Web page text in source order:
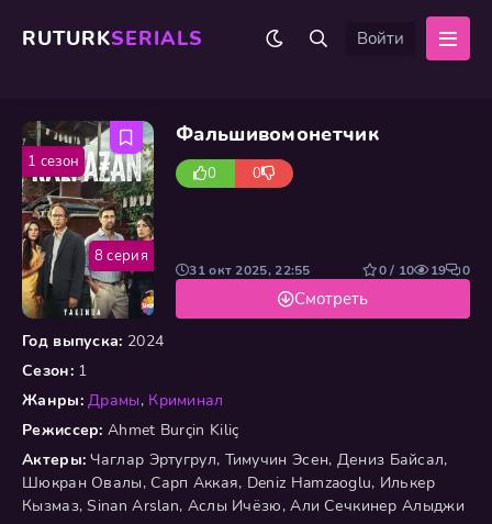
RUTURKSERIALS Войти
Фальшивомонетчик
0 0
Год выпуска: 2024
Сезон:1
Жанры: Драмы, Криминал
Режиссер: Ahmet Burçin Kiliç
Актеры: Чаглар Эртугрул, Тимучин Эсен, Дениз Байсал,
Шюкран Овалы, Сарп Аккая, Deniz Hamzaoglu, Илькер
Кызмаз, Sinan Arslan, Аслы Ичёзю, Али Сечкинер Алыджи
Смотреть
31 окт 2025, 22:55 0 / 10 19 0
8 серия
1 сезон